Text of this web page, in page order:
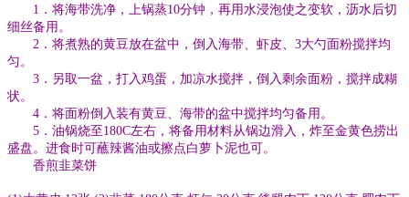
1．将海带洗净，上锅蒸10分钟，再用水浸泡使之变软，沥水后切
细丝备用。
2．将煮熟的黄豆放在盆中，倒入海带、虾皮、3大勺面粉搅拌均
匀。
3．另取一盆，打入鸡蛋，加凉水搅拌，倒入剩余面粉，搅拌成糊
状。
4．将面粉倒入装有黄豆、海带的盆中搅拌均匀备用。
5．油锅烧至180C左右，将备用材料从锅边滑入，炸至金黄色捞出
盛盘。进食时可蘸辣酱油或擦点白萝卜泥也可。
香煎韭菜饼